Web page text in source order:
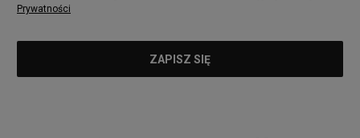
Prywatności